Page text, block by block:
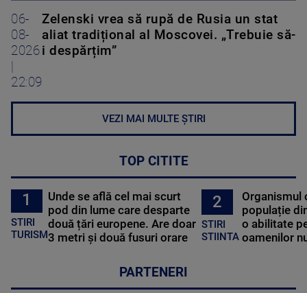
06-
08-
2026
22:09
Zelenski vrea să rupă de Rusia un stat
aliat tradițional al Moscovei. „Trebuie să-
i despărțim”
VEZI MAI MULTE ȘTIRI
TOP CITITE
1
STIRI
TURISM
Unde se află cel mai scurt
pod din lume care desparte
două țări europene. Are doar
3 metri și două fusuri orare
2
STIRI
STIINTA
Organismul
populație
o abilitate
oamenilor
PARTENERI